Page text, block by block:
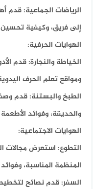
الرياضات الجماعية: قدم
إلى فريق، وكيفية تحسين
الهوايات الحرفية:
الخياطة والنجارة: قدم
ومواقع تعلم الحرف
الطبخ والبستنة: قدم
والحديقة، وفوائد
الهوايات الاجتماعية:
التطوع: استعرض مجالات
المنظمة المناسبة،
السفر: قدم نصائح